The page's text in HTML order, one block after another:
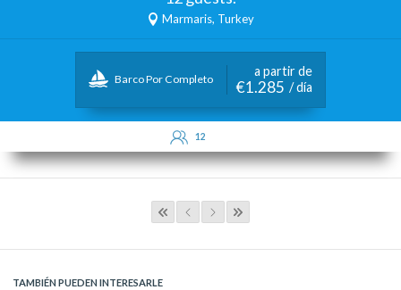
Marmaris, Turkey
Barco Por Completo
a partir de
€1.285 / día
12
TAMBIÉN PUEDEN INTERESARLE